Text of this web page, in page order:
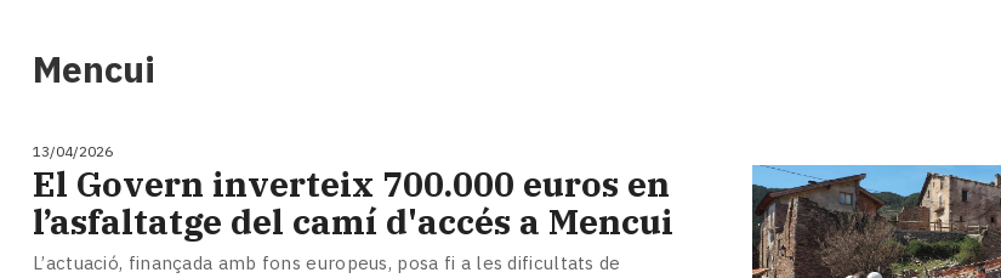
Cultura
tant!
TV
i
mitjans
El
Mencui
13/04/2026
El Govern inverteix 700.000 euros en
l’asfaltatge del camí d'accés a Mencui
L’actuació, finançada amb fons europeus, posa fi a les dificultats de